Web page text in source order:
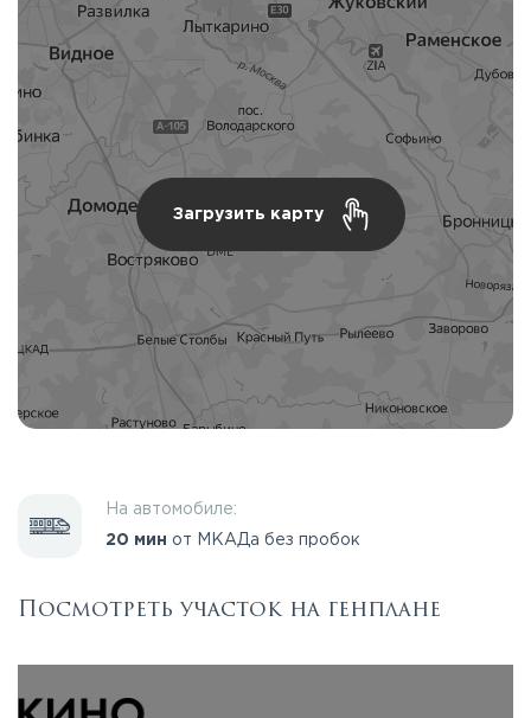
Загрузить карту
На автомобиле:
20 мин от МКАДа без пробок
Посмотреть участок на генплане